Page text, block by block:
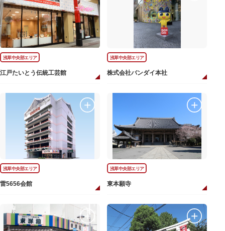
浅草中央部エリア
江戸たいとう伝統工芸館
浅草中央部エリア
株式会社バンダイ本社
浅草中央部エリア
雷5656会館
浅草中央部エリア
東本願寺